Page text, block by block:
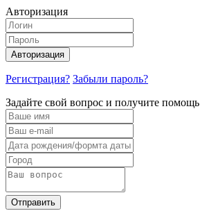
Авторизация
Авторизация
Регистрация? Забыли пароль?
Задайте свой вопрос и получите помощь
Отправить